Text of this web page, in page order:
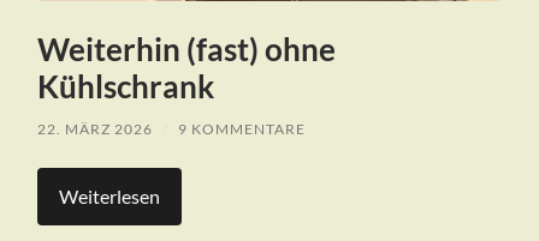
Weiterhin (fast) ohne
Kühlschrank
22. MÄRZ 2026 9 KOMMENTARE
Weiterlesen